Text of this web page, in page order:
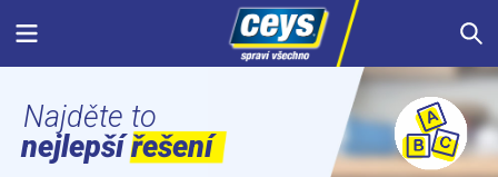
Menu
Najděte to
nejlepší řešení